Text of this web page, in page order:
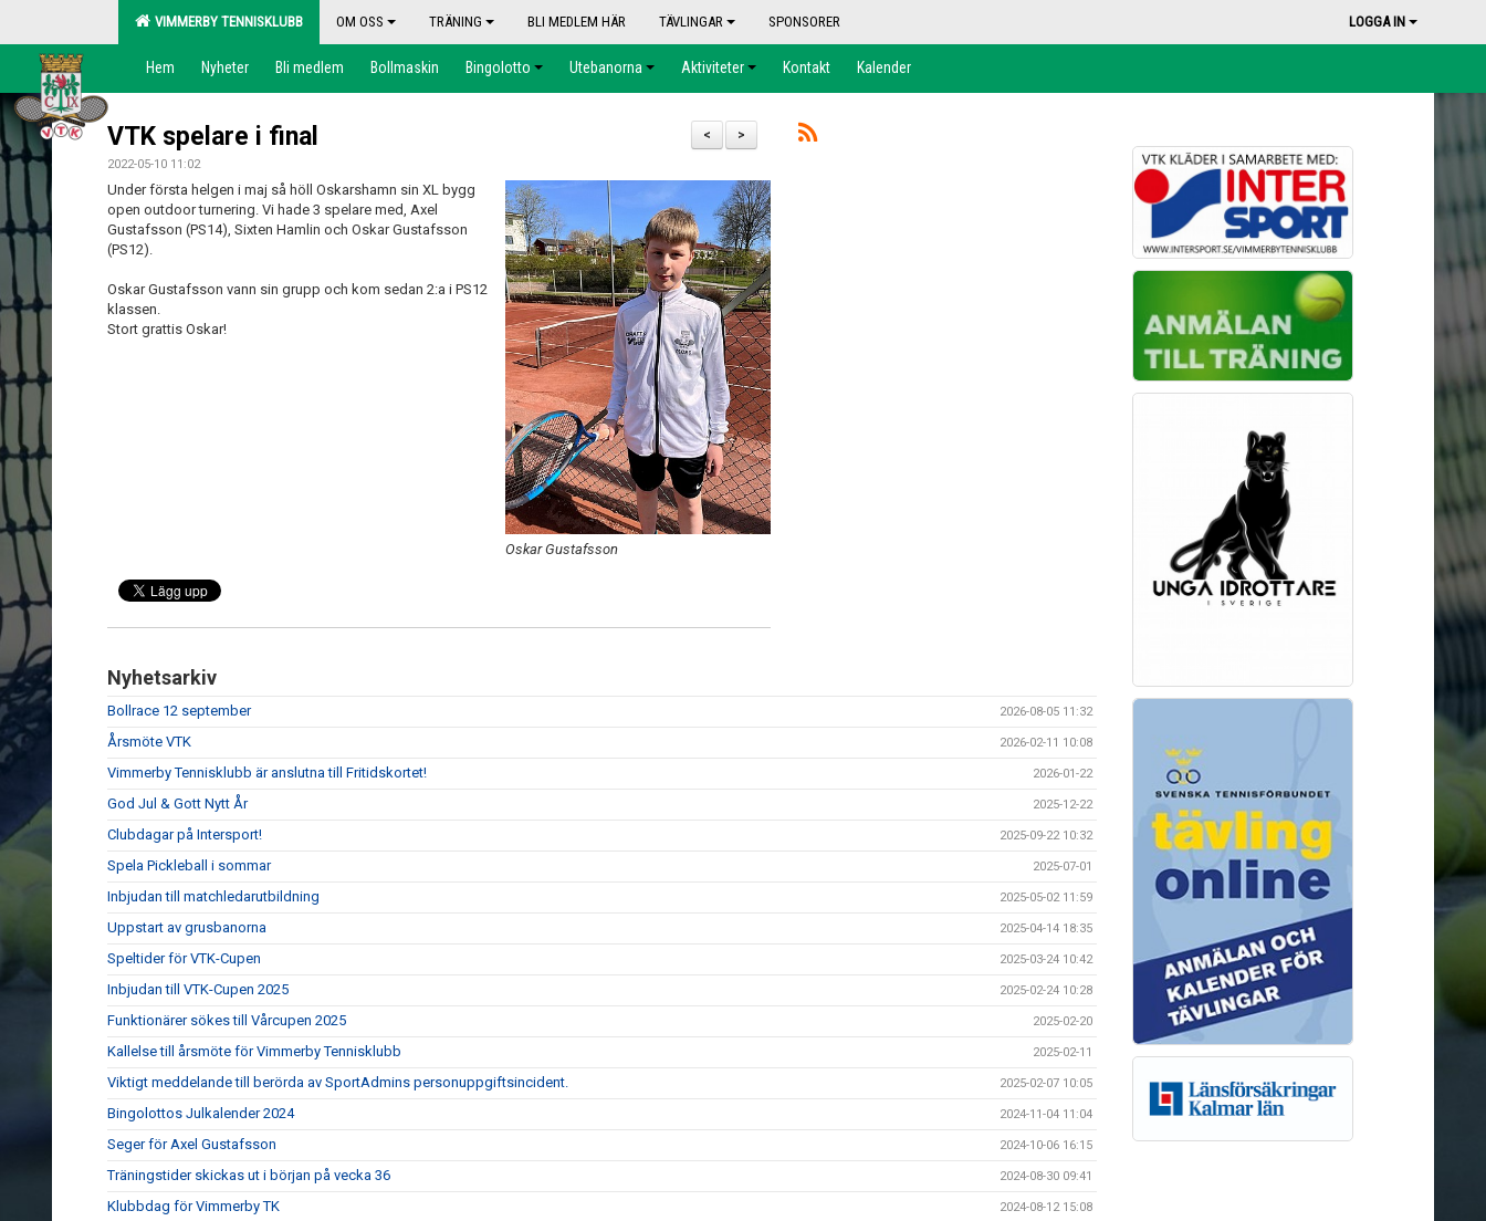
VIMMERBY TENNISKLUBB OM OSS TRÄNING BLI MEDLEM HÄR TÄVLINGAR SPONSORER LOGGA IN
Hem Nyheter Bli medlem Bollmaskin Bingolotto Utebanorna Aktiviteter Kontakt Kalender
>
<
VTK spelare i final
2022-05-10 11:02
Oskar Gustafsson
Under första helgen i maj så höll Oskarshamn sin XL bygg
open outdoor turnering. Vi hade 3 spelare med, Axel
Gustafsson (PS14), Sixten Hamlin och Oskar Gustafsson
(PS12).
Oskar Gustafsson vann sin grupp och kom sedan 2:a i PS12
klassen.
Stort grattis Oskar!
Nyhetsarkiv
Bollrace 12 september 2026-08-05 11:32
Årsmöte VTK 2026-02-11 10:08
Vimmerby Tennisklubb är anslutna till Fritidskortet! 2026-01-22
God Jul & Gott Nytt År 2025-12-22
Clubdagar på Intersport! 2025-09-22 10:32
Spela Pickleball i sommar 2025-07-01
Inbjudan till matchledarutbildning 2025-05-02 11:59
Uppstart av grusbanorna 2025-04-14 18:35
Speltider för VTK-Cupen 2025-03-24 10:42
Inbjudan till VTK-Cupen 2025 2025-02-24 10:28
Funktionärer sökes till Vårcupen 2025 2025-02-20
Kallelse till årsmöte för Vimmerby Tennisklubb 2025-02-11
Viktigt meddelande till berörda av SportAdmins personuppgiftsincident. 2025-02-07 10:05
Bingolottos Julkalender 2024 2024-11-04 11:04
Seger för Axel Gustafsson 2024-10-06 16:15
Träningstider skickas ut i början på vecka 36 2024-08-30 09:41
Klubbdag för Vimmerby TK 2024-08-12 15:08